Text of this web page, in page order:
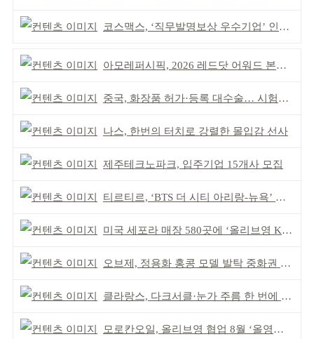
코스맥스, ‘직무발명보상 우수기업’ 인증 획득 IP 경영 강화
아모레퍼시픽, 2026 레드닷 어워드 본상 2개 수상
중국, 화장품 허가·등록 대수술… 시험자료 공용 허용
나스, 한번의 터치로 강렬한 몰입감 선사
제주테크노파크, 입주기업 15개사 모집
티르티르, ‘BTS 더 시티 아리랑-뉴욕’ 참여
미국 세포라 매장 580곳에 ‘올리브영 K뷰티에딧’ 론칭
오브제, 정용화 홍콩 모델 발탁 중화권 공략 강화
클라랑스, 다크서클·눈가 주름 한 번에 더블 케어
모로칸오일, 올리브영 협업 8월 ‘올영픽’ 선정